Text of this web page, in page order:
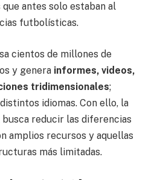
que antes solo estaban al
futbolísticas.
cientos de millones de
y genera informes, videos,
tridimensionales;
idiomas. Con ello, la
reducir las diferencias
amplios recursos y aquellas
más limitadas.